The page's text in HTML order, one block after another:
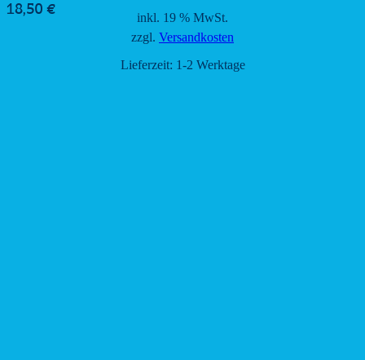
18,50 €
inkl. 19 % MwSt.
zzgl. Versandkosten
Lieferzeit: 1-2 Werktage